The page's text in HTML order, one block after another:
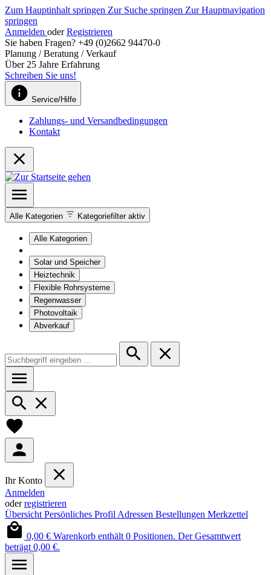
Zum Hauptinhalt springen Zur Suche springen Zur Hauptnavigation
springen
Anmelden oder Registrieren
Sie haben Fragen? +49 (0)2662 94470-0
Planung / Beratung / Verkauf
Über 25 Jahre Erfahrung
Schreiben Sie uns!
Service/Hilfe
Zahlungs- und Versandbedingungen
Kontakt
Alle Kategorien Kategoriefilter aktiv
Alle Kategorien
Solar und Speicher
Heiztechnik
Flexible Rohrsysteme
Regenwasser
Photovoltaik
Abverkauf
Ihr Konto
Anmelden
oderregistrieren
Übersicht Persönliches Profil Adressen Bestellungen Merkzettel
0,00 € Warenkorb enthält 0 Positionen. Der Gesamtwert
beträgt 0,00 €.